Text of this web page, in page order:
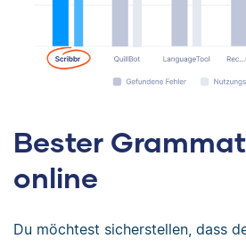
Bester
online
Du möchtest sicherstellen, dass